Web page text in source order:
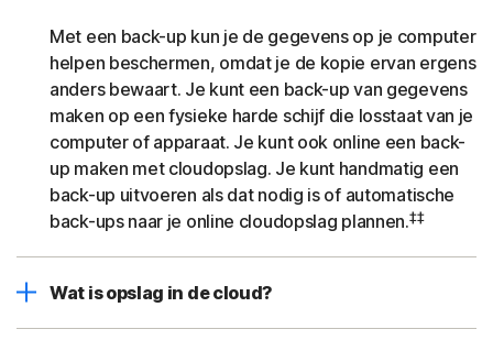
Met een back-up kun je de gegevens op je computer
helpen beschermen, omdat je de kopie ervan ergens
anders bewaart. Je kunt een back-up van gegevens
maken op een fysieke harde schijf die losstaat van je
computer of apparaat. Je kunt ook online een back-
up maken met cloudopslag. Je kunt handmatig een
back-up uitvoeren als dat nodig is of automatische
back-ups naar je online cloudopslag plannen.‡‡
Wat is opslag in de cloud?